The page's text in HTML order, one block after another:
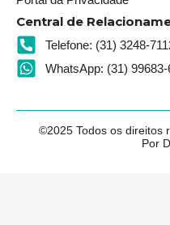
Central de
Telefone: (31) 3248-
WhatsApp: (31) 99683-
©2025 Todos os direitos
Por